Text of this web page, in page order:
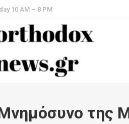
10 AM – 8 PM
της